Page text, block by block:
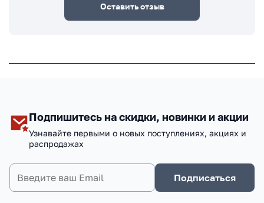
Оставить отзыв
Подпишитесь на скидки, новинки и акции
Узнавайте первыми о новых поступлениях, акциях и
распродажах
Подписаться